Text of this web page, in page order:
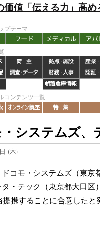
価値「伝える力」高
プテーマ
コンテンツ一覧
・システムズ
(木)
ドコモ・システムズ（東京
・テック（東京都大田区
提携することに合意したと